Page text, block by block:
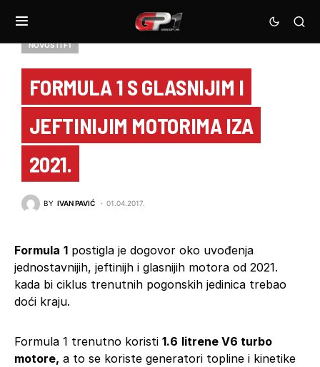
NOVOSTI F1
FORMULA 1 S GLASNIJIM I
JEFTINIJIM MOTORIMA IZA
2021.
BY IVAN PAVIĆ 01.04.2017.
Formula 1 postigla je dogovor oko uvođenja
jednostavnijih, jeftinijh i glasnijih motora od 2021.
kada bi ciklus trenutnih pogonskih jedinica trebao
doći kraju.
Formula 1 trenutno koristi 1.6 litrene V6 turbo
motore, a to se koriste generatori topline i kinetike